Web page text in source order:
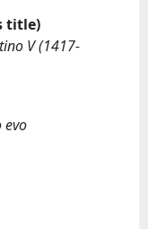
title)
V (1417-
evo